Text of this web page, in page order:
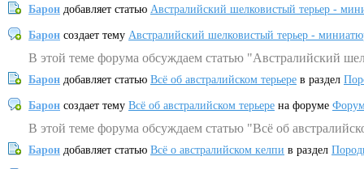
Барон добавляет статью Австралийский шелковистый терьер -
Барон создает тему Австралийский шелковистый терьер -
В этой теме форума обсуждаем статью "Австралийский
Барон добавляет статью Всё об австралийском терьере в раздел
Барон создает тему Всё об австралийском терьере на форуме
В этой теме форума обсуждаем статью "Всё об
Барон добавляет статью Всё о австралийском келпи в раздел